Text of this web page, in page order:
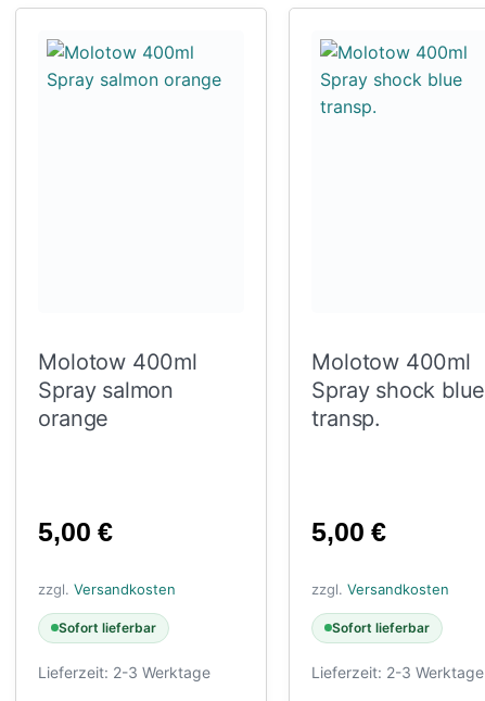
Molotow 400ml
Spray salmon
orange
5,00€
zzgl.Versandkosten
Sofort lieferbar
Lieferzeit: 2-3 Werktage
Molotow 400ml
Spray shock blue
transp.
5,00€
zzgl.Versandkosten
Sofort lieferbar
Lieferzeit: 2-3 Werktage